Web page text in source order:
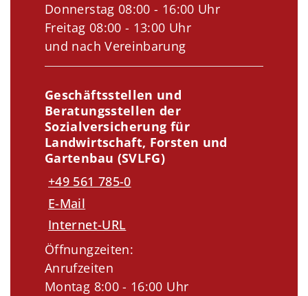
Donnerstag 08:00 - 16:00 Uhr
Freitag 08:00 - 13:00 Uhr
und nach Vereinbarung
Geschäftsstellen und
Beratungsstellen der
Sozialversicherung für
Landwirtschaft, Forsten und
Gartenbau (SVLFG)
+49 561 785-0
E-Mail
Internet-URL
Öffnungzeiten:
Anrufzeiten
Montag 8:00 - 16:00 Uhr